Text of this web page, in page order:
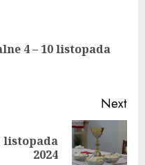
4 – 10 listopada
Next
listopada
2024